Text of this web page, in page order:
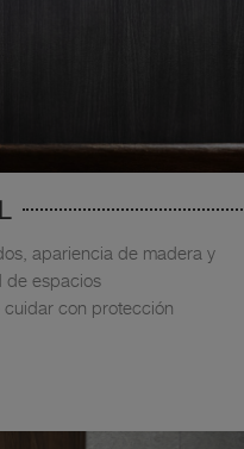
apariencia de madera y
de espacios
cuidar con protección